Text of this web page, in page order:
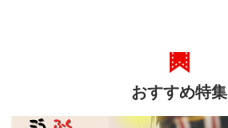
おすすめ特集